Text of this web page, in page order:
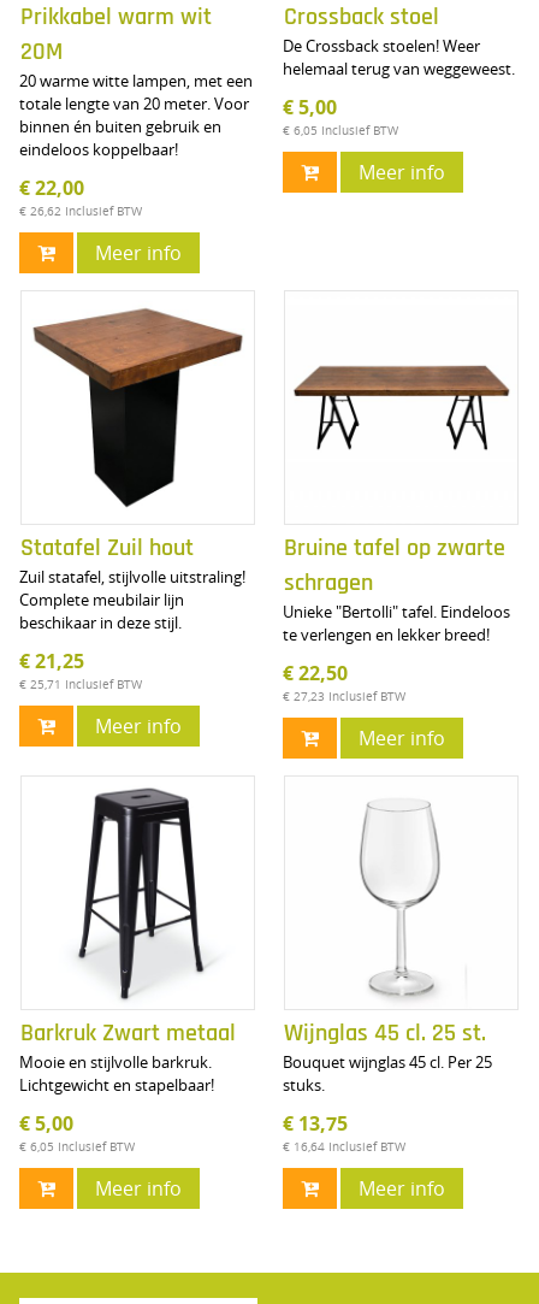
Prikkabel warm wit
20M
20 warme witte lampen, met een
totale lengte van 20 meter. Voor
binnen én buiten gebruik en
eindeloos koppelbaar!
€ 22,00
€ 26,62 Inclusief BTW
Meer info
Crossback stoel
De Crossback stoelen! Weer
helemaal terug van weggeweest.
€ 5,00
€ 6,05 Inclusief BTW
Meer info
Statafel Zuil hout
Zuil statafel, stijlvolle uitstraling!
Complete meubilair lijn
beschikaar in deze stijl.
€ 21,25
€ 25,71 Inclusief BTW
Meer info
Bruine tafel op zwarte
schragen
Unieke "Bertolli" tafel. Eindeloos
te verlengen en lekker breed!
€ 22,50
€ 27,23 Inclusief BTW
Meer info
Barkruk Zwart metaal
Mooie en stijlvolle barkruk.
Lichtgewicht en stapelbaar!
€ 5,00
€ 6,05 Inclusief BTW
Meer info
Wijnglas 45 cl. 25 st.
Bouquet wijnglas 45 cl. Per 25
stuks.
€ 13,75
€ 16,64 Inclusief BTW
Meer info